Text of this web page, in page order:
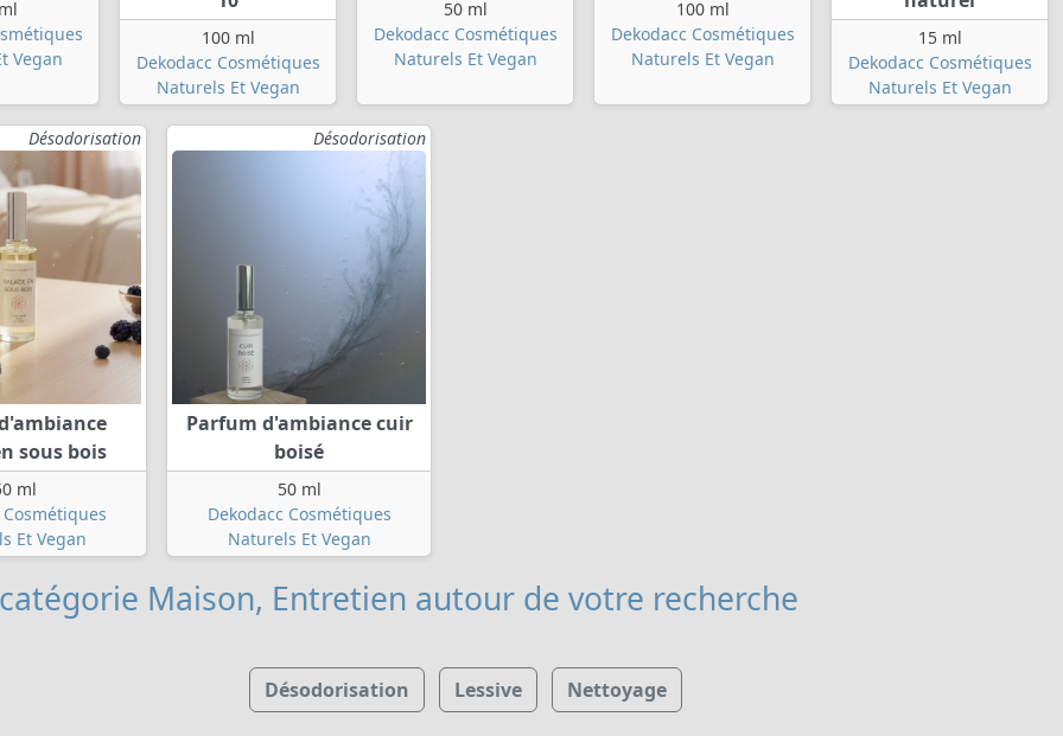
Vegan
100 ml
Dekodacc Cosmétiques
Naturels Et Vegan
50 ml
Dekodacc Cosmétiques
Naturels Et Vegan
100 ml
Dekodacc Cosmétiques
Naturels Et Vegan
15 ml
Dekodacc Cosmétiques
Naturels Et Vegan
Désodorisation
sous bois
ml
Et Vegan
Désodorisation
Parfum d'ambiance cuir
boisé
50 ml
Dekodacc Cosmétiques
Naturels Et Vegan
Maison, Entretien autour de votre recherche
Désodorisation Lessive Nettoyage